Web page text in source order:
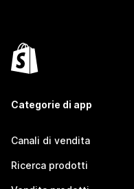
Categorie di app
Canali di vendita
Ricerca prodotti